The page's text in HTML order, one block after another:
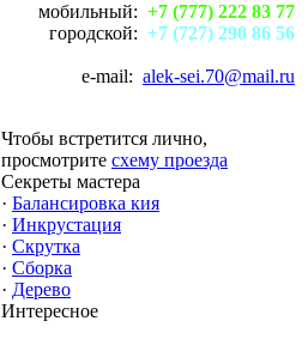
мобильный: +7 (777) 222 83 77
городской: +7 (727) 290 86 56
e-mail: alek-sei.70@mail.ru
Чтобы встретится лично,
просмотрите схему проезда
Секреты мастера
· Балансировка кия
· Инкрустация
· Скрутка
· Сборка
· Дерево
Интересное